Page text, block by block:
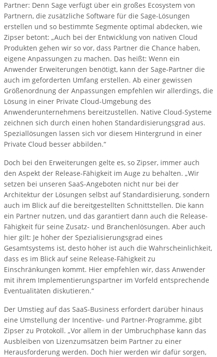
Partner: Denn Sage verfügt über ein großes Ecosystem von
Partnern, die zusätzliche Software für die Sage-Lösungen
erstellen und so bestimmte Segmente optimal abdecken, wie
Zipser betont: „Auch bei der Entwicklung von nativen Cloud
Produkten gehen wir so vor, dass Partner die Chance haben,
eigene Anpassungen zu machen. Das heißt: Wenn ein
Anwender Erweiterungen benötigt, kann der Sage-Partner die
auch im geforderten Umfang erstellen. Ab einer gewissen
Größenordnung der Anpassungen empfehlen wir allerdings, die
Lösung in einer Private Cloud-Umgebung des
Anwenderunternehmens bereitzustellen. Native Cloud-Systeme
zeichnen sich durch einen hohen Standardisierungsgrad aus.
Speziallösungen lassen sich vor diesem Hintergrund in einer
Private Cloud besser abbilden.“
Doch bei den Erweiterungen gelte es, so Zipser, immer auch
den Aspekt der Release-Fähigkeit im Auge zu behalten. „Wir
setzen bei unseren SaaS-Angeboten nicht nur bei der
Architektur der Lösungen selbst auf Standardisierung, sondern
auch im Blick auf die bereitgestellten Schnittstellen. Die kann
ein Partner nutzen, und das garantiert dann auch die Release-
Fähigkeit für seine Zusatz- und Branchenlösungen. Aber auch
hier gilt: Je höher der Spezialisierungsgrad eines
Gesamtsystems ist, desto höher ist auch die Wahrscheinlichkeit,
dass es im Blick auf seine Release-Fähigkeit zu
Einschränkungen kommt. Hier empfehlen wir, dass Anwender
mit ihrem Implementierungspartner im Vorfeld entsprechende
Eventualitäten diskutieren.“
Der Umstieg auf das SaaS-Business erfordert darüber hinaus
eine Umstellung der Incentive- und Partner-Programme, gibt
Zipser zu Protokoll. „Vor allem in der Umbruchphase kann das
Ausbleiben von Lizenzumsätzen beim Partner zu einer
Herausforderung werden. Doch hier werden wir dafür sorgen,